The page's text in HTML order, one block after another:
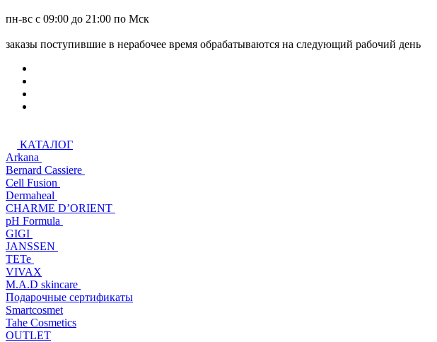
пн-вс с 09:00 до 21:00 по Мск
заказы поступившие в нерабочее время обрабатываются на следующий рабочий день
КАТАЛОГ
Arkana
Bernard Cassiere
Cell Fusion
Dermaheal
CHARME D’ORIENT
pH Formula
GIGI
JANSSEN
TETe
VIVAX
M.A.D skincare
Подарочные сертификаты
Smartcosmet
Tahe Cosmetics
OUTLET